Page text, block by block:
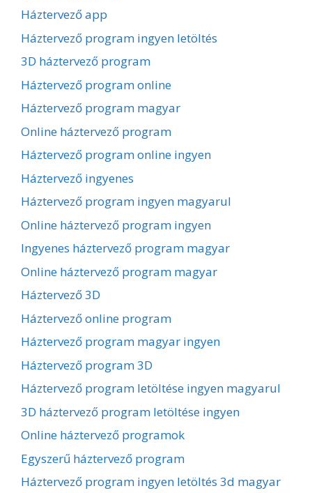
Háztervező app
Háztervező program ingyen letöltés
3D háztervező program
Háztervező program online
Háztervező program magyar
Online háztervező program
Háztervező program online ingyen
Háztervező ingyenes
Háztervező program ingyen magyarul
Online háztervező program ingyen
Ingyenes háztervező program magyar
Online háztervező program magyar
Háztervező 3D
Háztervező online program
Háztervező program magyar ingyen
Háztervező program 3D
Háztervező program letöltése ingyen magyarul
3D háztervező program letöltése ingyen
Online háztervező programok
Egyszerű háztervező program
Háztervező program ingyen letöltés 3d magyar